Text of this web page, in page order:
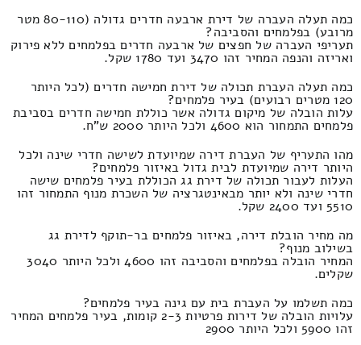
כמה תעלה העברה של דירת ארבעה חדרים גדולה (80-110 מטר
מרובע) בפלמחים והסביבה?
תעריפי העברה של חפצים של ארבעה חדרים בפלמחים ללא פירוק
ואריזה והנפה המחיר זהו 3470 ועד 1780 שקל.
כמה תעלה העברת תכולה של דירת חמישה חדרים (לכל היותר
120 מטרים רבועים) בעיר פלמחים?
עלות הובלה של מיקום גדולה אשר כוללת חמישה חדרים בסביבת
פלמחים התמחור הוא 4600 ולכל היותר 2000 ש"ח.
מהו התעריף של העברת דירה שמיועדת לשישה חדרי שינה ולכל
היותר דירה שמיועדת לבית גדול באיזור פלמחים?
העלות לעבור תכולה של דירת גג הכוללת בעיר פלמחים שישה
חדרי שינה ולא יותר מבאינטגרציה של השכרת מנוף התמחור זהו
5510 ועד 2400 שקל.
מה מחיר הובלת דירה, באיזור פלמחים בר-תוקף לדירת גג
בשילוב מנוף?
המחיר הובלה בפלמחים והסביבה זהו 4600 ולכל היותר 3040
שקלים.
כמה תשלמו על העברת בית עם גינה בעיר פלמחים?
עלויות הובלה של דירות פרטיות 2-3 קומות, בעיר פלמחים המחיר
זהו 5900 ולכל היותר 2900